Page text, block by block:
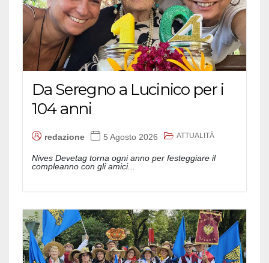
Da Seregno a Lucinico per i
104 anni
redazione 5 Agosto 2026 ATTUALITÀ
Nives Devetag torna ogni anno per festeggiare il
compleanno con gli amici...